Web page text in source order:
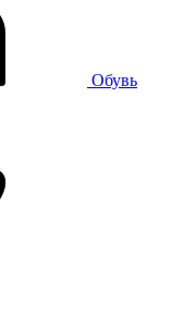
Обувь